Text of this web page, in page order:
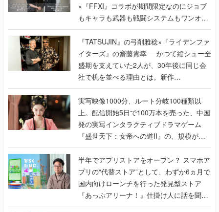
×『FFXI』コラボが期間限定なのにジョブ
もキャラも武器も戦闘システムもワンオフ
で作り込まれた理由を両ディレクターに聞
く
『TATSUJIN』の弓削雅稔×『ライデンファ
イターズ』の齋藤貴幸──かつて縦シュー全
盛期を支えていた2人が、30年後に同じ会
社で机を並べる理由とは。新作
『TATSUJIN EXTREME』で初タッグを組
んだレジェンド2人に訊く開発秘話
実写映像1000分、ルート分岐100種類以
上。配信開始5日で100万本を売った、中国
発の実写インタラクティブドラマゲーム
『盛世天下：女帝への道II』の、規模が違
うこだわりをプロデューサーに聞いた
半年でアプリストアをオープン？ スマホア
プリの“代替ストア”として、わずか6ヵ月で
国内向けローンチを行った発見型ストア
『あっぷアリーナ！』仕掛け人に話を聞い
てみた